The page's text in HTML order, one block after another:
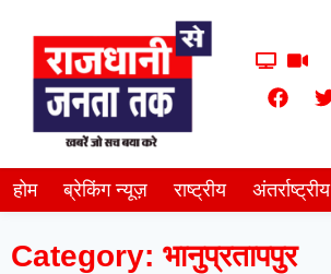
होम ब्रेकिंग न्यूज़ राष्ट्रीय अंतर्राष्ट्रीय
Category: भानुप्रतापपुर